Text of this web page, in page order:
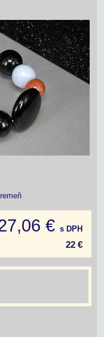
€ s DPH
22 €